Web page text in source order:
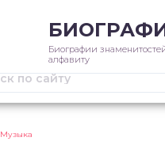
Биографии
алфавиту
Музыка